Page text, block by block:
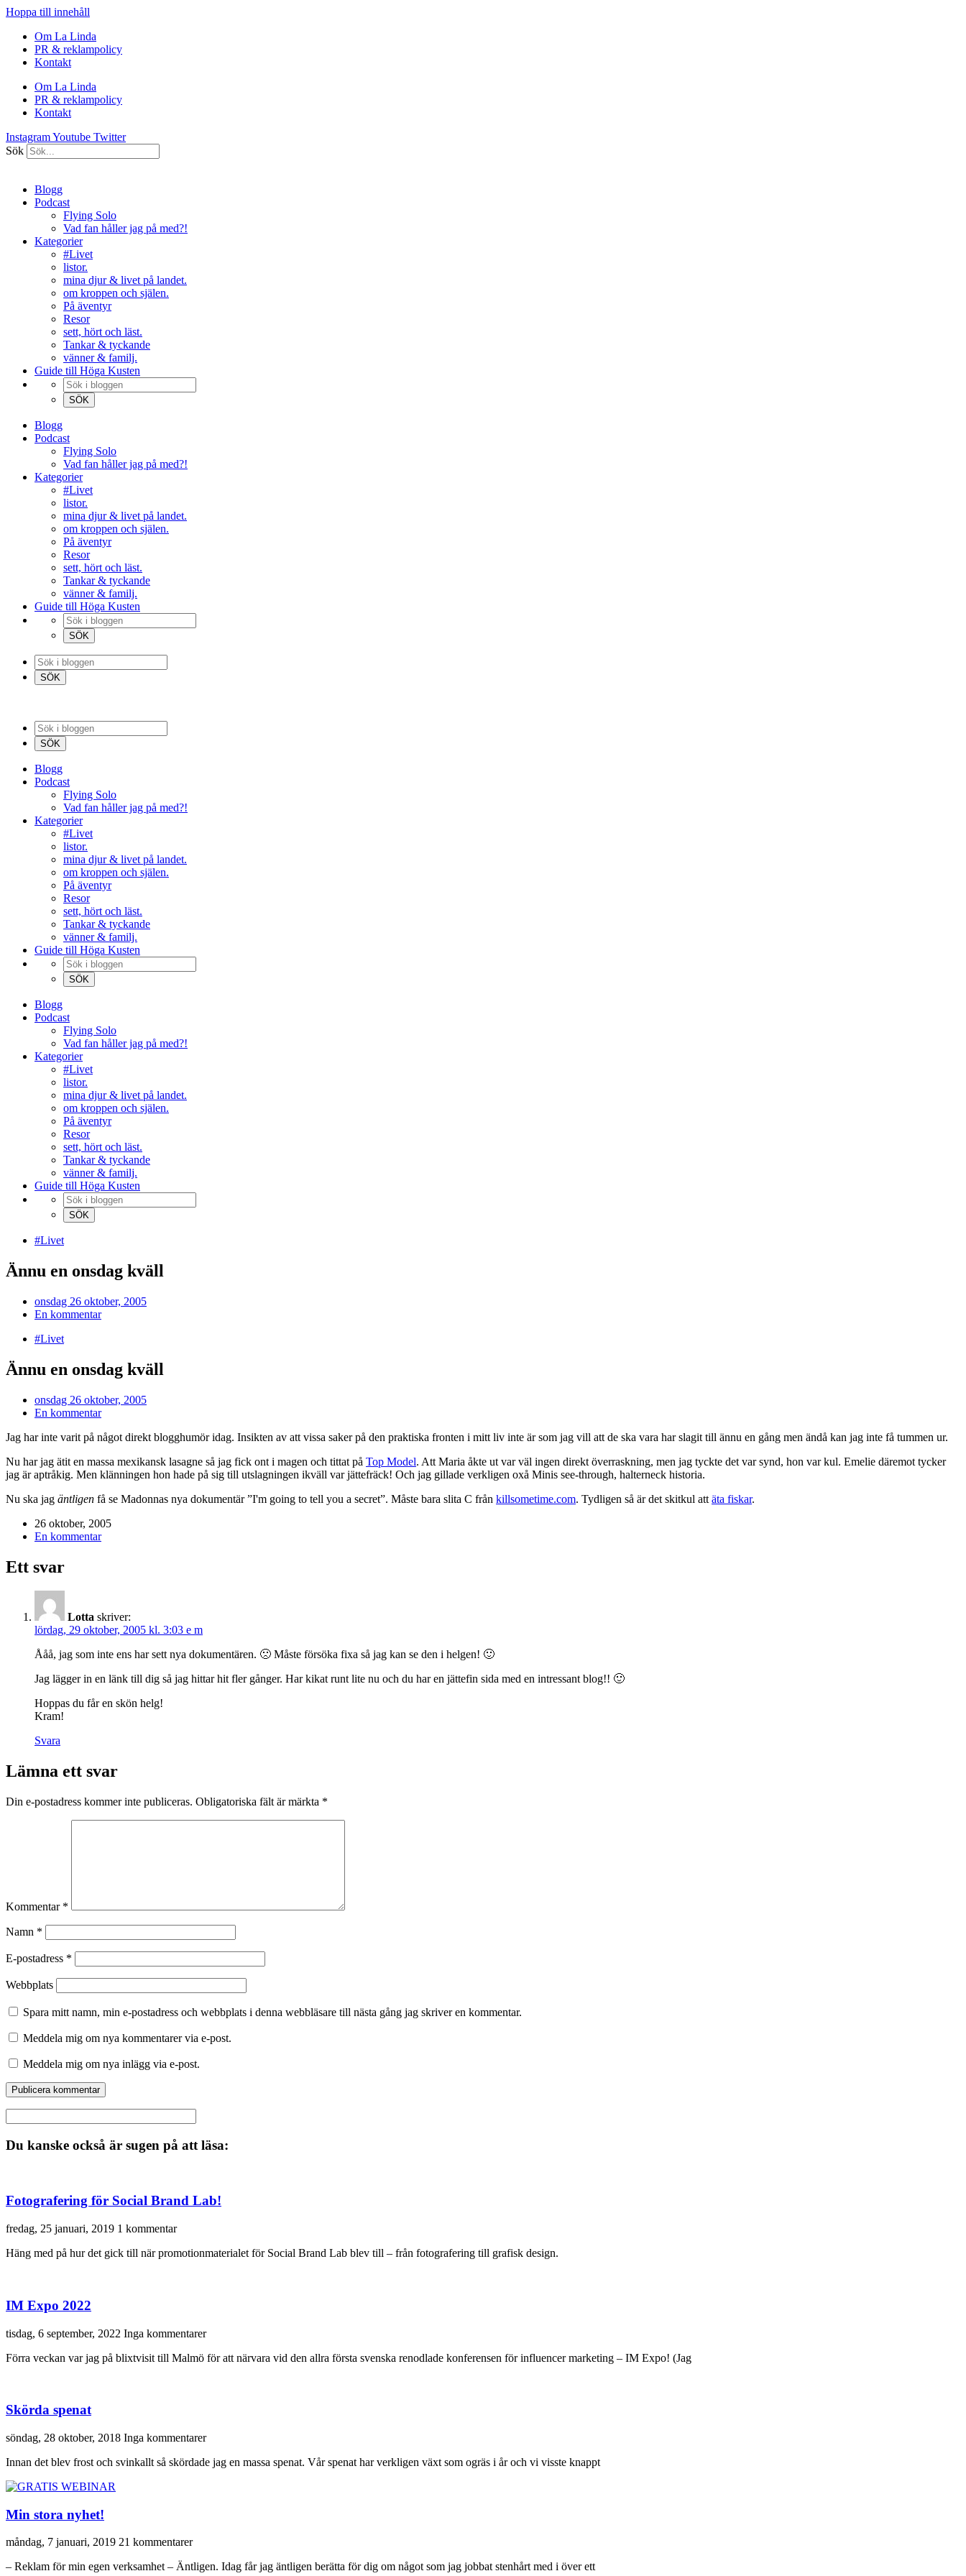
Hoppa till innehåll
Om La Linda
PR & reklampolicy
Kontakt
Om La Linda
PR & reklampolicy
Kontakt
InstagramYoutube Twitter
Sök
Blogg
Podcast
Flying Solo
Vad fan håller jag på med?!
Kategorier
#Livet
listor.
mina djur & livet på landet.
om kroppen och själen.
På äventyr
Resor
sett, hört och läst.
Tankar & tyckande
vänner & familj.
Guide till Höga Kusten
Blogg
Podcast
Flying Solo
Vad fan håller jag på med?!
Kategorier
#Livet
listor.
mina djur & livet på landet.
om kroppen och själen.
På äventyr
Resor
sett, hört och läst.
Tankar & tyckande
vänner & familj.
Guide till Höga Kusten
Blogg
Podcast
Flying Solo
Vad fan håller jag på med?!
Kategorier
#Livet
listor.
mina djur & livet på landet.
om kroppen och själen.
På äventyr
Resor
sett, hört och läst.
Tankar & tyckande
vänner & familj.
Guide till Höga Kusten
Blogg
Podcast
Flying Solo
Vad fan håller jag på med?!
Kategorier
#Livet
listor.
mina djur & livet på landet.
om kroppen och själen.
På äventyr
Resor
sett, hört och läst.
Tankar & tyckande
vänner & familj.
Guide till Höga Kusten
#Livet
Ännu en onsdag kväll
onsdag 26 oktober, 2005
En kommentar
#Livet
Ännu en onsdag kväll
onsdag 26 oktober, 2005
En kommentar
Jag har inte varit på något direkt blogghumör idag. Insikten av att vissa saker på den praktiska fronten i mitt liv inte är som jag vill att de ska vara har slagit till ännu en gång men ändå kan jag inte få tummen ur.
Nu har jag ätit en massa mexikansk lasagne så jag fick ont i magen och tittat på Top Model. Att Maria åkte ut var väl ingen direkt överraskning, men jag tyckte det var synd, hon var kul. Emelie däremot tycker
jag är aptråkig. Men klänningen hon hade på sig till utslagningen ikväll var jättefräck! Och jag gillade verkligen oxå Minis see-through, halterneck historia.
Nu ska jag äntligen få se Madonnas nya dokumentär ”I'm going to tell you a secret”. Måste bara slita C från killsometime.com. Tydligen så är det skitkul att äta fiskar.
26 oktober, 2005
En kommentar
Ett svar
Lotta skriver:
lördag, 29 oktober, 2005 kl. 3:03 e m
Ååå, jag som inte ens har sett nya dokumentären. 🙁 Måste försöka fixa så jag kan se den i helgen! 🙂
Jag lägger in en länk till dig så jag hittar hit fler gånger. Har kikat runt lite nu och du har en jättefin sida med en intressant blog!! 🙂
Hoppas du får en skön helg!
Kram!
Svara
Lämna ett svar
Din e-postadress kommer inte publiceras. Obligatoriska fält är märkta *
Kommentar *
Namn *
E-postadress *
Webbplats
Spara mitt namn, min e-postadress och webbplats i denna webbläsare till nästa gång jag skriver en kommentar.
Meddela mig om nya kommentarer via e-post.
Meddela mig om nya inlägg via e-post.
Du kanske också är sugen på att läsa:
Fotografering för Social Brand Lab!
fredag, 25 januari, 2019 1 kommentar
Häng med på hur det gick till när promotionmaterialet för Social Brand Lab blev till – från fotografering till grafisk design.
IM Expo 2022
tisdag, 6 september, 2022 Inga kommentarer
Förra veckan var jag på blixtvisit till Malmö för att närvara vid den allra första svenska renodlade konferensen för influencer marketing – IM Expo! (Jag
Skörda spenat
söndag, 28 oktober, 2018 Inga kommentarer
Innan det blev frost och svinkallt så skördade jag en massa spenat. Vår spenat har verkligen växt som ogräs i år och vi visste knappt
Min stora nyhet!
måndag, 7 januari, 2019 21 kommentarer
– Reklam för min egen verksamhet – Äntligen. Idag får jag äntligen berätta för dig om något som jag jobbat stenhårt med i över ett